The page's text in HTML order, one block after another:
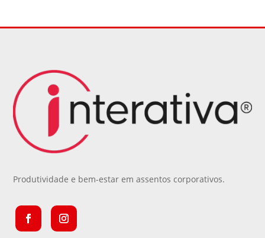
Produtividade e bem-estar em assentos corporativos.